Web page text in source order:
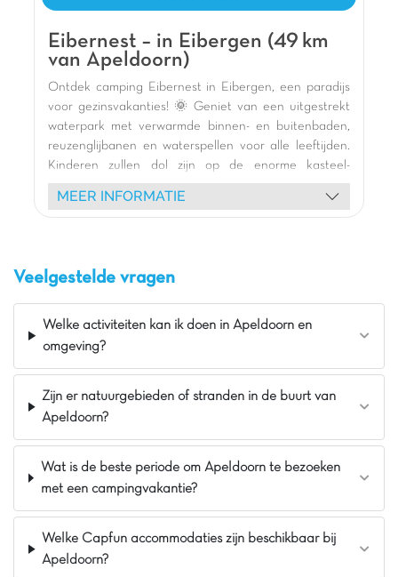
Pluspunten
Overkapte speeltuin
Recreatieplas met zandstrand
Overdekt zwem- en peuterbad inbegrepen
Eibernest – in Eibergen (49 km
van Apeldoorn)
Ontdek camping Eibernest in Eibergen, een paradijs
voor gezinsvakanties! 🌞 Geniet van een uitgestrekt
waterpark met verwarmde binnen- en buitenbaden,
reuzenglijbanen en waterspellen voor alle leeftijden.
Kinderen zullen dol zijn op de enorme kasteel-
speeltuin 🎢, de pumptrack en de gevarieerde
animatie met mascottes en shows. Verblijf in onze
spoorwegmuseum. Een onvergetelijk verblijf wacht op
u! 🏕️
De mening van Jasmijn
landelijke ligging tussen de bomen. Een super
magische speeltuin met het kasteel van
carabouille en wat dacht je van onze nieuwe
pumptrackbaan. Het is een geweldige plek voor
een familievakantie. Daarnaast kun je heerlijk
komen zwemmen in het nieuwe overdekte zwem-
en peuterbad.
Pluspunten
MEER INFORMATIE
Veelgestelde vragen
Welke activiteiten kan ik doen in Apeldoorn en
omgeving?
Zijn er natuurgebieden of stranden in de buurt van
Apeldoorn?
Wat is de beste periode om Apeldoorn te bezoeken
met een campingvakantie?
Welke Capfun accommodaties zijn beschikbaar bij
Apeldoorn?